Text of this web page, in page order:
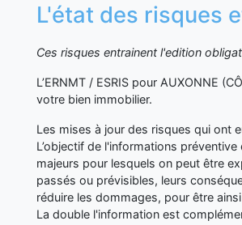
L'état des risques
Ces risques entrainent l'edition
L’ERNMT / ESRIS pour AUXONNE
votre bien immobilier.
Les mises à jour des risques qui ont
L’objectif de l'informations
majeurs pour lesquels on peut être
passés ou prévisibles, leurs
réduire les dommages, pour être
La double l'information est